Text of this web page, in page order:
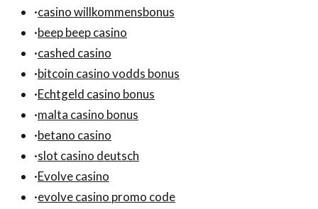
·casino willkommensbonus
·beep beep casino
·cashed casino
·bitcoin casino vodds bonus
·Echtgeld casino bonus
·malta casino bonus
·betano casino
·slot casino deutsch
·Evolve casino
·evolve casino promo code